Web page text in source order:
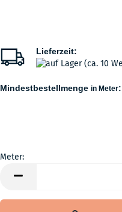
Lieferzeit:
Mindestbestellmenge in Meter:
Meter: